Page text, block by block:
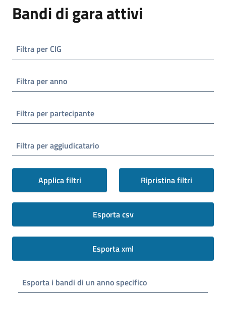
Bandi di gara attivi
Filtra per CIG
Filtra per anno
Filtra per partecipante
Filtra per aggiudicatario
Applica filtri Ripristina filtri
Esporta csv
Esporta xml
Esporta i bandi di un anno specifico